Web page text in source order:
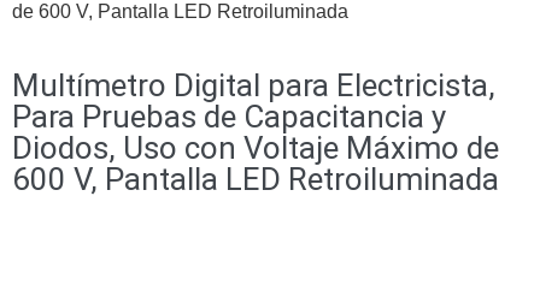
Accesorios
Fibra
Accesorios
para
Computadora
y
SmartphonesCajas
de 600 V, Pantalla LED Retroiluminada
Multímetro Digital para Electricista,
Para Pruebas de Capacitancia y
Diodos, Uso con Voltaje Máximo de
600 V, Pantalla LED Retroiluminada